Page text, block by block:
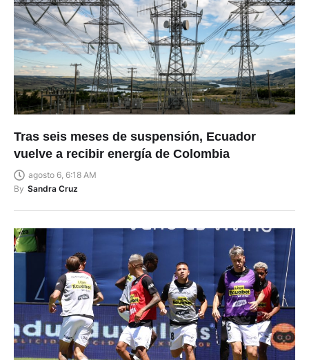
Tras seis meses de suspensión, Ecuador
vuelve a recibir energía de Colombia
agosto 6, 6:18 AM
By Sandra Cruz